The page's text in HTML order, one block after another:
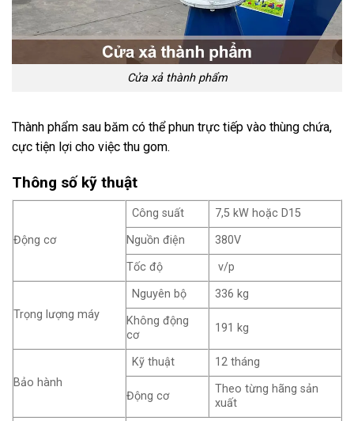
Cửa xả thành phẩm
Thành phẩm sau băm có thể phun trực tiếp vào thùng chứa,
cực tiện lợi cho việc thu gom.
Thông số kỹ thuật
Động cơ
Công suất
7,5 kW hoặc D15
Nguồn điện
380V
Tốc độ
v/p
Trọng lượng máy
Nguyên bộ
336 kg
Không động
cơ
191 kg
Bảo hành
Kỹ thuật 12 tháng
Động cơ
Theo từng hãng sản
xuất